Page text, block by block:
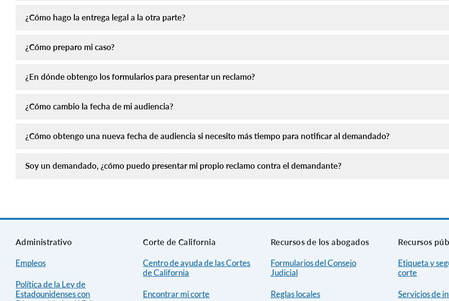
¿Cómo hago la entrega legal a la otra parte?
¿Cómo preparo mi caso?
¿En dónde obtengo los formularios para presentar un reclamo?
¿Cómo cambio la fecha de mi audiencia?
¿Cómo obtengo una nueva fecha de audiencia si necesito más tiempo para notificar al demandado?
Soy un demandado, ¿cómo puedo presentar mi propio reclamo contra el demandante?
Administrativo
Empleos
Política de la Ley de
Estadounidenses con
Corte de California
Centro de ayuda de las Cortes
de California
Encontrar mi corte
Recursos de los abogados
Formularios del Consejo
Judicial
Reglas locales
Recursos
Etiqueta y
corte
Servicios de